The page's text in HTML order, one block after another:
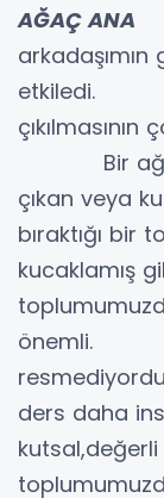
AĞAÇ ANA
etkiledi.
Bir
çıkan veya
bıraktığı
önemli.
ders daha